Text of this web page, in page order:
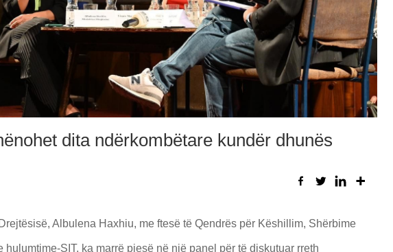
dita ndërkombëtare kundër dhunës
Albulena Haxhiu, me ftesë të Qendrës për Këshillim, Shërbime
hulumtime-SIT, ka marrë pjesë në një panel për të diskutuar rreth